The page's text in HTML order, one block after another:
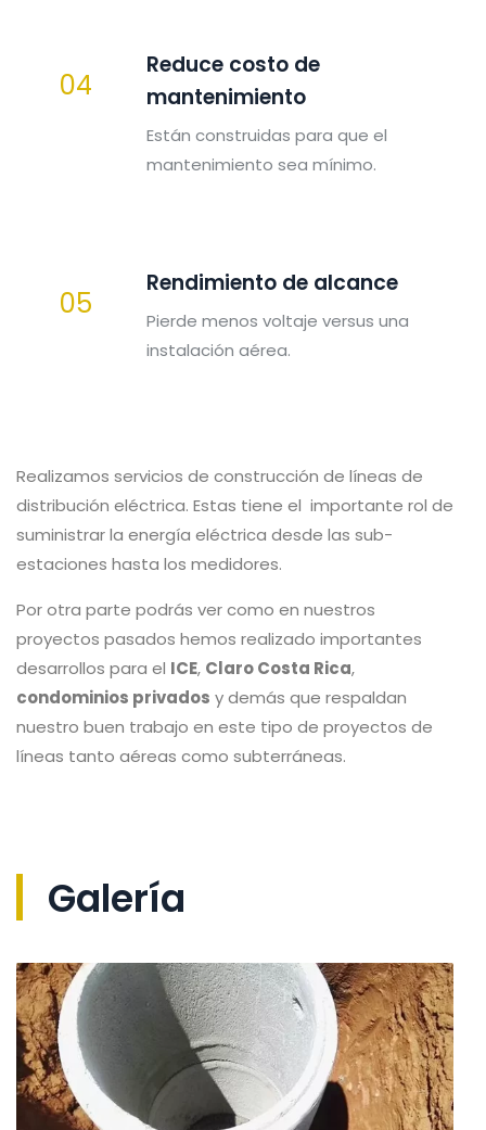
04
Reduce costo de
mantenimiento
Están construidas para que el
mantenimiento sea mínimo.
05
Rendimiento de alcance
Pierde menos voltaje versus una
instalación aérea.
Realizamos servicios de construcción de líneas de
distribución eléctrica. Estas tiene el importante rol de
suministrar la energía eléctrica desde las sub-
estaciones hasta los medidores.
Por otra parte podrás ver como en nuestros
proyectos pasados hemos realizado importantes
desarrollos para el ICE, Claro Costa Rica,
condominios privados y demás que respaldan
nuestro buen trabajo en este tipo de proyectos de
líneas tanto aéreas como subterráneas.
Galería